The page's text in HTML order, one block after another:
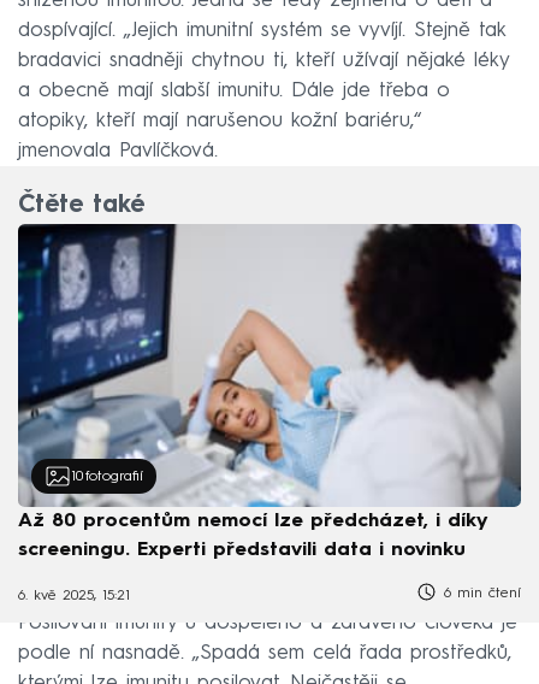
dospívající. „Jejich imunitní systém se vyvíjí. Stejně tak
bradavici snadněji chytnou ti, kteří užívají nějaké léky
a obecně mají slabší imunitu. Dále jde třeba o
atopiky, kteří mají narušenou kožní bariéru,“
jmenovala Pavlíčková.
Čtěte také
10 fotografií
Až 80 procentům nemocí lze předcházet, i díky
screeningu. Experti představili data i novinku
6. kvě 2025, 15:21 6 min čtení
Posilování imunity u dospělého a zdravého člověka je
podle ní nasnadě. „Spadá sem celá řada prostředků,